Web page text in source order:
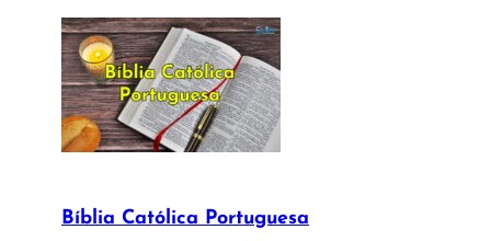
Bíblia Católica Portuguesa